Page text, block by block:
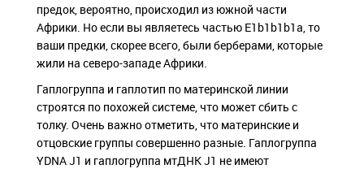
предок, вероятно, происходил из южной части
Африки. Но если вы являетесь частью E1b1b1b1a, то
ваши предки, скорее всего, были берберами, которые
жили на северо-западе Африки.
Гаплогруппа и гаплотип по материнской линии
строятся по похожей системе, что может сбить с
толку. Очень важно отметить, что материнские и
отцовские группы совершенно разные. Гаплогруппа
YDNA J1 и гаплогруппа мтДНК J1 не имеют